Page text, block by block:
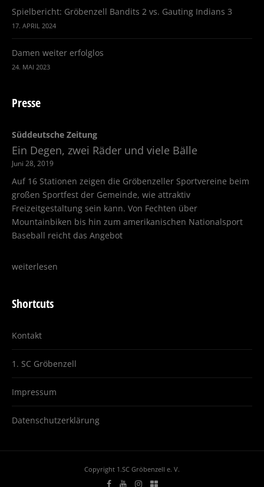
Spielbericht: Gröbenzell Bandits 2 vs. Gauting Indians 3
17. APRIL 2024
Damen weiter erfolglos
24. MAI 2023
Presse
Juni 28, 2019
Süddeutsche Zeitung
Ein Degen, zwei Räder und viele Bälle
Auf 16 Stationen zeigen die Gröbenzeller Sportvereine beim
großen Sportfest der Gemeinde, wie attraktiv
Freizeitgestaltung sein kann. Von Fechten über
Mountainbiken bis hin zum amerikanischen Nationalsport
Baseball reicht das Angebot
weiterlesen
Shortcuts
Kontakt
1. SC Gröbenzell
Impressum
Datenschutzerklärung
Copyright 1.SC Gröbenzell e. V.